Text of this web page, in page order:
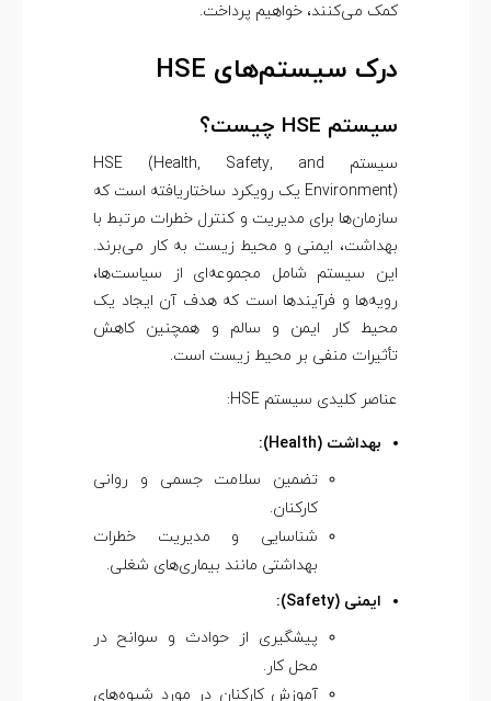
کمک می‌کنند، خواهیم پرداخت.
درک سیستم‌های HSE
سیستم HSE چیست؟
سیستم HSE (Health, Safety, and
Environment) یک رویکرد ساختاریافته است که
سازمان‌ها برای مدیریت و کنترل خطرات مرتبط با
بهداشت، ایمنی و محیط زیست به کار می‌برند.
این سیستم شامل مجموعه‌ای از سیاست‌ها،
رویه‌ها و فرآیندها است که هدف آن ایجاد یک
محیط کار ایمن و سالم و همچنین کاهش
تأثیرات منفی بر محیط زیست است.
عناصر کلیدی سیستم HSE:
بهداشت (Health):
تضمین سلامت جسمی و روانی
کارکنان.
شناسایی و مدیریت خطرات
بهداشتی مانند بیماری‌های شغلی.
ایمنی (Safety):
پیشگیری از حوادث و سوانح در
محل کار.
آموزش کارکنان در مورد شیوه‌های